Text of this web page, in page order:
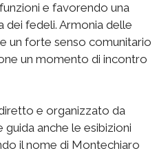
e favorendo una
dei fedeli. Armonia delle
un forte senso comunitario
un momento di incontro
e organizzato da
guida anche le esibizioni
il nome di Montechiaro